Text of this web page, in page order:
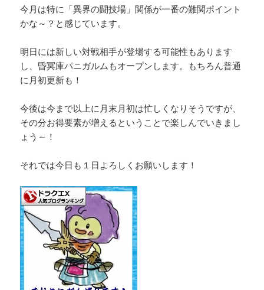
今月は特に「異界の闘技場」関係が一番の難関ポイント
かな～？と感じています。
明日には新しい対戦相手が登場する可能性もあります
し、昏冥庫パニガルムもオープンします。もちろん普通
に月初更新も！
今後は今まで以上に月末月初は忙しくなりそうですが、
その分お得要素が増えるということで楽しんでいきまし
ょう～！
それでは今日も１日よろしくお願いします！